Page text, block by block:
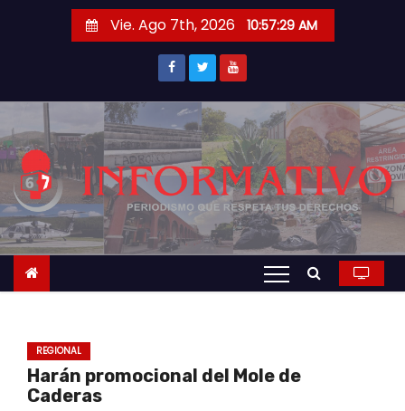
r
a
c
o
t
Vie. Ago 7th, 2026 10:57:29 AM
REGIONAL
Harán promocional del Mole de
Caderas